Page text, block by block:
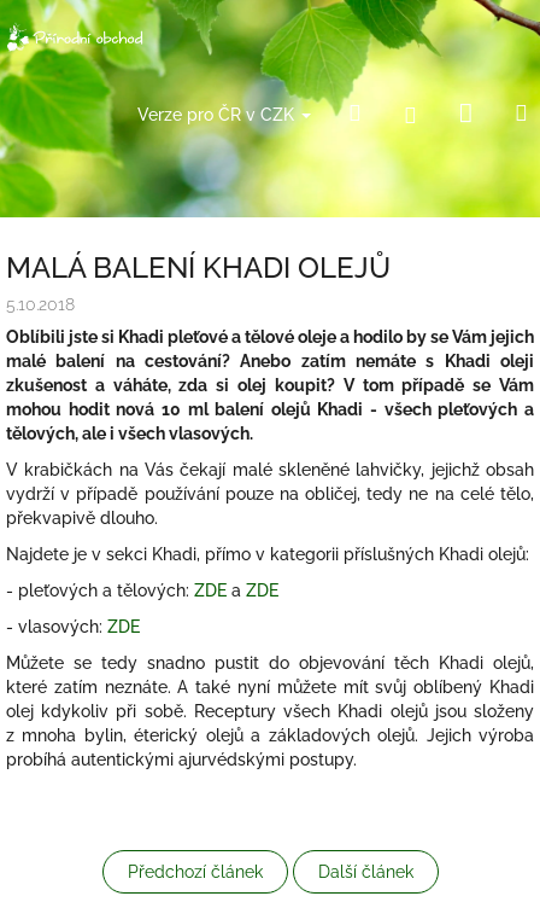
Přejít
na
obsah
Verze pro ČR v CZK Hledat Přihlášení
košík
MALÁ BALENÍ KHADI OLEJŮ
5.10.2018
Oblíbili jste si Khadi pleťové a tělové oleje a hodilo by se Vám jejich
malé balení na cestování? Anebo zatím nemáte s Khadi oleji
zkušenost a váháte, zda si olej koupit? V tom případě se Vám
mohou hodit nová 10 ml balení olejů Khadi - všech pleťových a
tělových, ale i všech vlasových.
V krabičkách na Vás čekají malé skleněné lahvičky, jejichž obsah
vydrží v případě používání pouze na obličej, tedy ne na celé tělo,
překvapivě dlouho.
Najdete je v sekci Khadi, přímo v kategorii příslušných Khadi olejů:
- pleťových a tělových: ZDE a ZDE
- vlasových: ZDE
Můžete se tedy snadno pustit do objevování těch Khadi olejů,
které zatím neznáte. A také nyní můžete mít svůj oblíbený Khadi
olej kdykoliv při sobě. Receptury všech Khadi olejů jsou složeny
z mnoha bylin, éterický olejů a základových olejů. Jejich výroba
probíhá autentickými ajurvédskými postupy.
Předchozí článek Další článek